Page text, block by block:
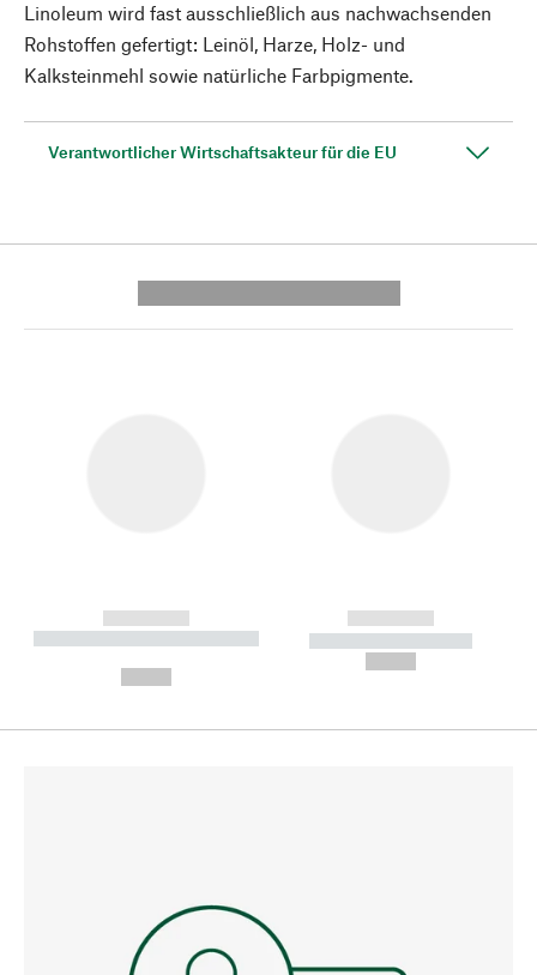
Linoleum wird fast ausschließlich aus nachwachsenden
Rohstoffen gefertigt: Leinöl, Harze, Holz- und
Kalksteinmehl sowie natürliche Farbpigmente.
Verantwortlicher Wirtschaftsakteur für die EU
------------
----------- ----------- --------
------------
----------- -----------